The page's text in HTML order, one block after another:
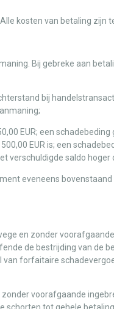
kosten van betaling zijn
Bij gebreke aan
bij
EUR; een
EUR is; een
verschuldigde saldo hoger
eveneens
en zonder
de bestrijding van de
forfaitaire
voorafgaande